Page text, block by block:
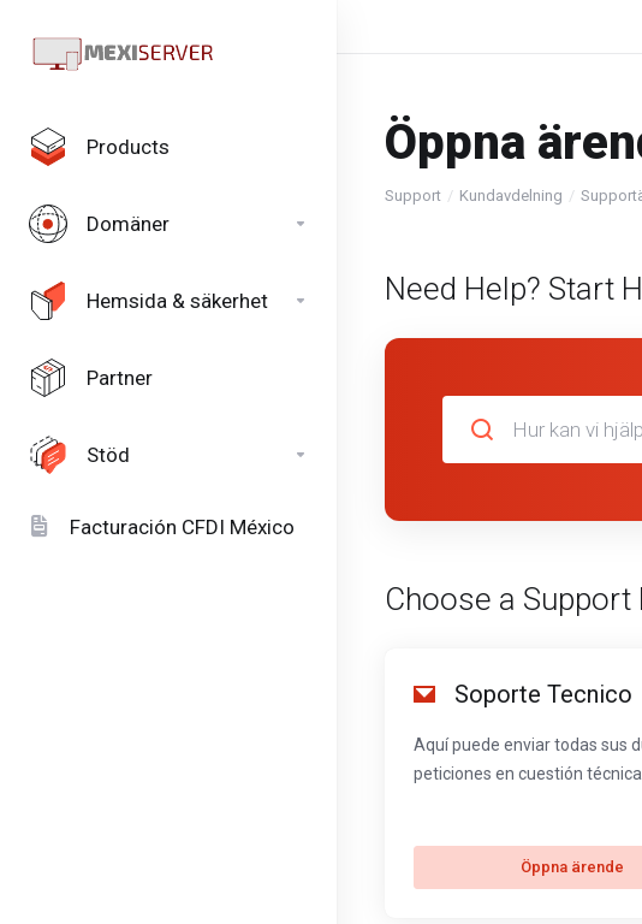
Products
Domäner
Hemsida & säkerhet
Partner
Stöd
Facturación CFDI México
Öppna
Support Kundavdelning
Need Help? Start
Choose a
Soporte Tecnico
Aquí puede enviar todas sus
peticiones en cuestión técnica.
Öppna ärende